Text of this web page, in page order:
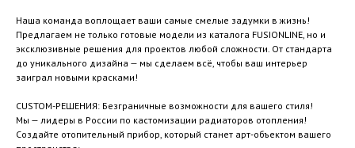
Наша команда воплощает ваши самые смелые задумки в жизнь!
Предлагаем не только готовые модели из каталога FUSIONLINE, но и
эксклюзивные решения для проектов любой сложности. От стандарта
до уникального дизайна — мы сделаем всё, чтобы ваш интерьер
заиграл новыми красками!
CUSTOM-РЕШЕНИЯ: Безграничные возможности для вашего стиля!
Мы — лидеры в России по кастомизации радиаторов отопления!
Создайте отопительный прибор, который станет арт-объектом вашего